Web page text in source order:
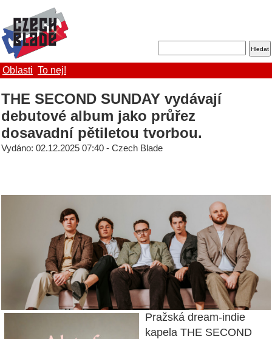
Oblasti To nej!
THE SECOND SUNDAY vydávají
debutové album jako průřez
dosavadní pětiletou tvorbou.
Vydáno: 02.12.2025 07:40 - Czech Blade
Pražská dream-indie
kapela THE SECOND